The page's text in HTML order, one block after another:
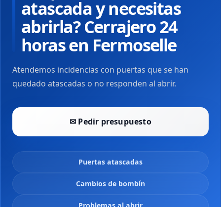
atascada y necesitas
abrirla? Cerrajero 24
horas en Fermoselle
Atendemos incidencias con puertas que se han
quedado atascadas o no responden al abrir.
✉ Pedir presupuesto
Puertas atascadas
Cambios de bombín